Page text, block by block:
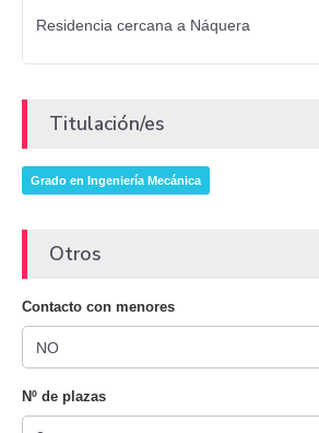
Residencia cercana a Náquera
Titulación/es
Grado en Ingeniería Mecánica
Otros
Contacto con menores
Nº de plazas